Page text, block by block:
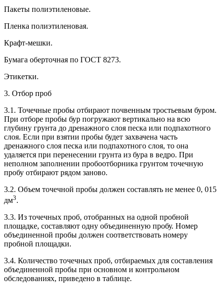
Пакеты полиэтиленовые.
Пленка полиэтиленовая.
Крафт-мешки.
Бумага оберточная по ГОСТ 8273.
Этикетки.
3. Отбор проб
3.1. Точечные пробы отбирают почвенным тростьевым буром.
При отборе пробы бур погружают вертикально на всю
глубину грунта до дренажного слоя песка или подпахотного
слоя. Если при взятии пробы будет захвачена часть
дренажного слоя песка или подпахотного слоя, то она
удаляется при перенесении грунта из бура в ведро. При
неполном заполнении пробоотборника грунтом точечную
пробу отбирают рядом заново.
3.2. Объем точечной пробы должен составлять не менее 0, 015
дм3.
3.3. Из точечных проб, отобранных на одной пробной
площадке, составляют одну объединенную пробу. Номер
объединенной пробы должен соответствовать номеру
пробной площадки.
3.4. Количество точечных проб, отбираемых для составления
объединенной пробы при основном и контрольном
обследованиях, приведено в таблице.